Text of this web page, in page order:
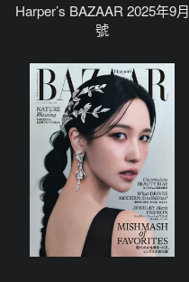
Harper’s BAZAAR 2025年9月
號